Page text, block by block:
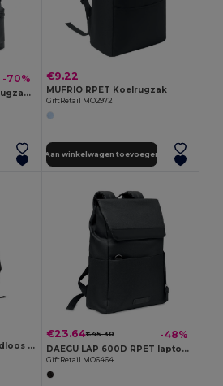
-70%
BAI BACKPACK Laptop rugzak PU 15 inch
€9.22
MUFRIO RPET Koelrugzak
GiftRetail MO2972
Aan winkelwagen toevoegen
Klassieke rugzak met tijdloos design van 600D gerecycled polyester
€23.64€45.30 -48%
DAEGU LAP 600D RPET laptop rugzak
GiftRetail MO6464